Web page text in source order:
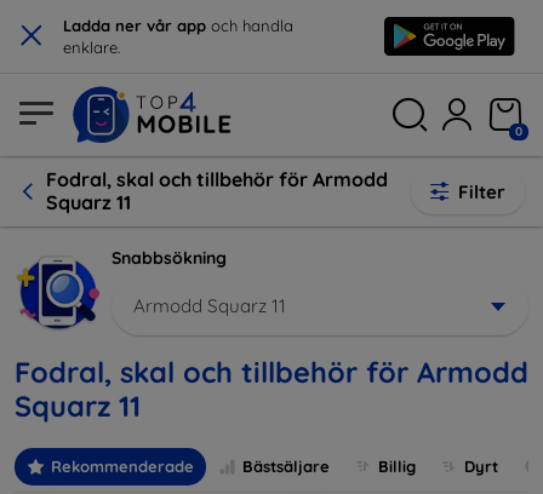
× Ladda ner vår app och handla
enklare.
0
Fodral, skal och tillbehör för Armodd
Squarz 11
Filter
Snabbsökning
Armodd Squarz 11
Fodral, skal och tillbehör för Armodd
Squarz 11
Rekommenderade Bästsäljare Billig Dyrt